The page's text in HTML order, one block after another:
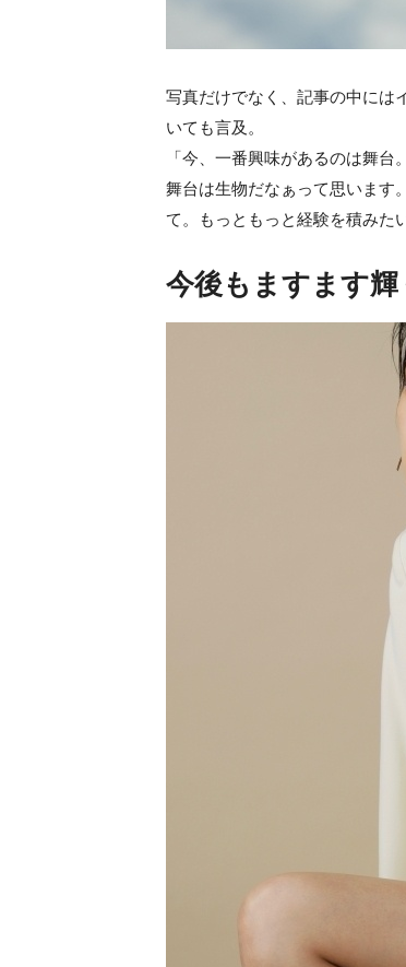
写真だけでなく、記事の中には
いても言及。
「今、一番興味があるのは舞台
舞台は生物だなぁって思います
て。もっともっと経験を積みた
今後もますます